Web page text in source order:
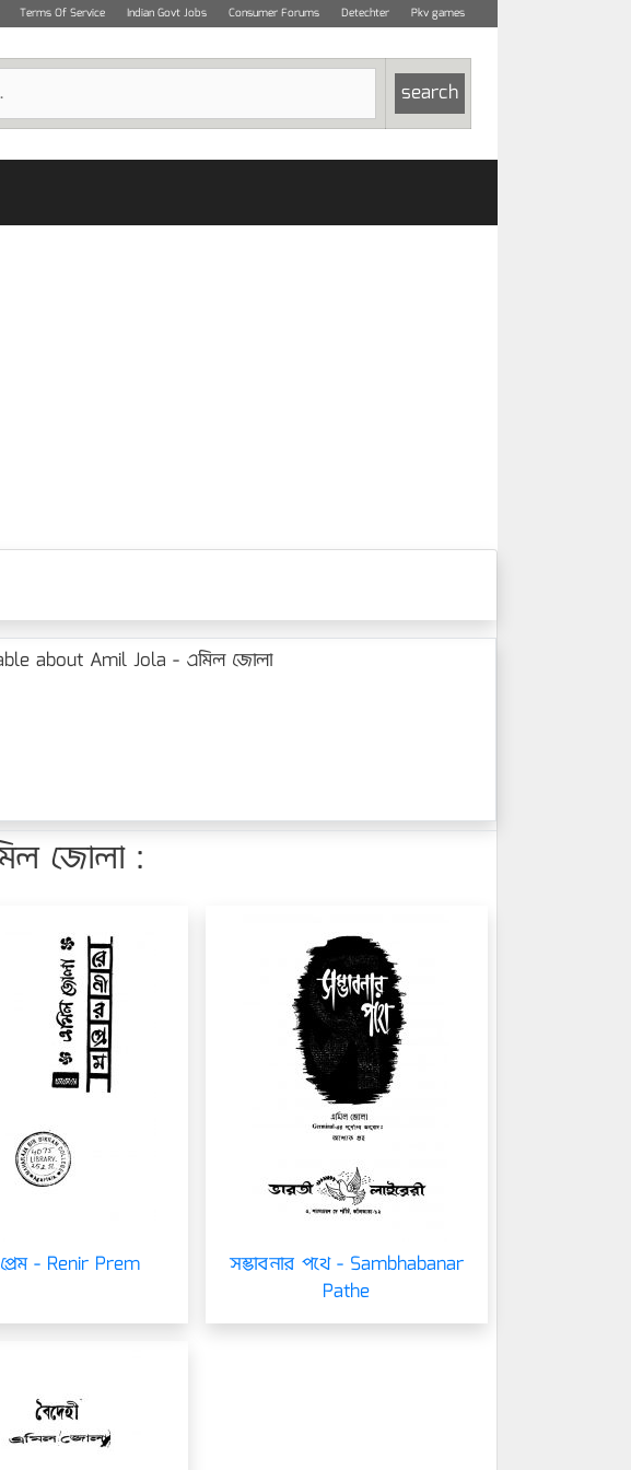
Terms Of Service Indian Govt Jobs Consumer Forums Detechter Pkv games
about Amil Jola - এমিল জোলা
জোলা :
- Renir Prem
সম্ভাবনার পথে - Sambhabanar
Pathe